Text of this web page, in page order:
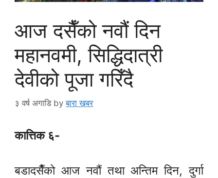
आज दसैँको नवौं दिन
महानवमी, सिद्धिदात्री
देवीको पूजा गरिँदै
३ वर्ष अगाडि byबारा खबर
कात्तिक ६-
बडादसैँको आज नवौं तथा अन्तिम दिन, दुर्गा